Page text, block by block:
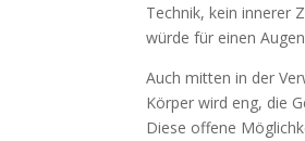
Technik, kein innerer
würde für einen
Auch mitten in der
Körper wird eng, die
Diese offene